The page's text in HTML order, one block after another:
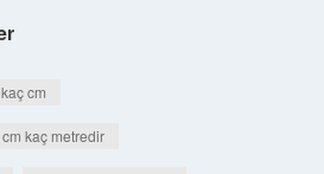
cm
kaç metredir